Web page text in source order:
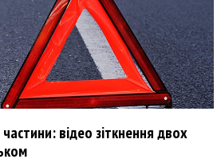
відео зіткнення двох